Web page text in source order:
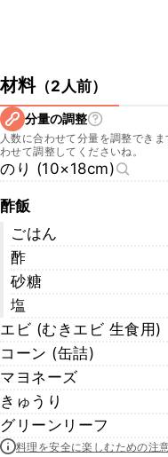
材料（2人前）
分量の調整
人数に合わせて分量を調整でき
わせて調整してくださいね。
のり (10×18cm)
酢飯
ごはん
酢
砂糖
塩
エビ (むきエビ 生食用)
コーン (缶詰)
マヨネーズ
きゅうり
グリーンリーフ
料理を安全に楽しむための注